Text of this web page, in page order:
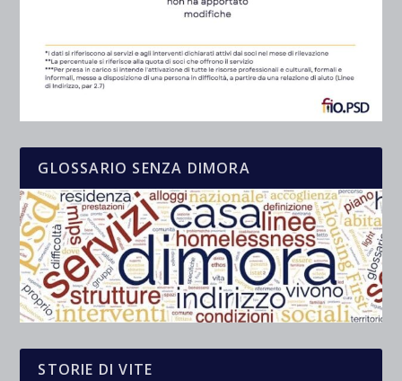
GLOSSARIO SENZA DIMORA
STORIE DI VITE